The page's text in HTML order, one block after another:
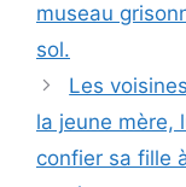
museau
sol.
Les
la jeune mère,
confier sa fille